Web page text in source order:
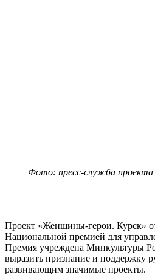
Фото: пресс-служба
Проект «Женщины-герои. Курск»
Национальной премией для
Премия учреждена Минкультуры
выразить признание и поддержку
развивающим значимые проекты.